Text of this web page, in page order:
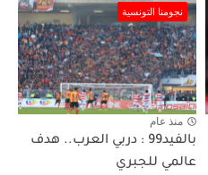
نجومنا التونسية
منذ عام
بالفيد99 : دربي العرب.. هدف
عالمي للجبري